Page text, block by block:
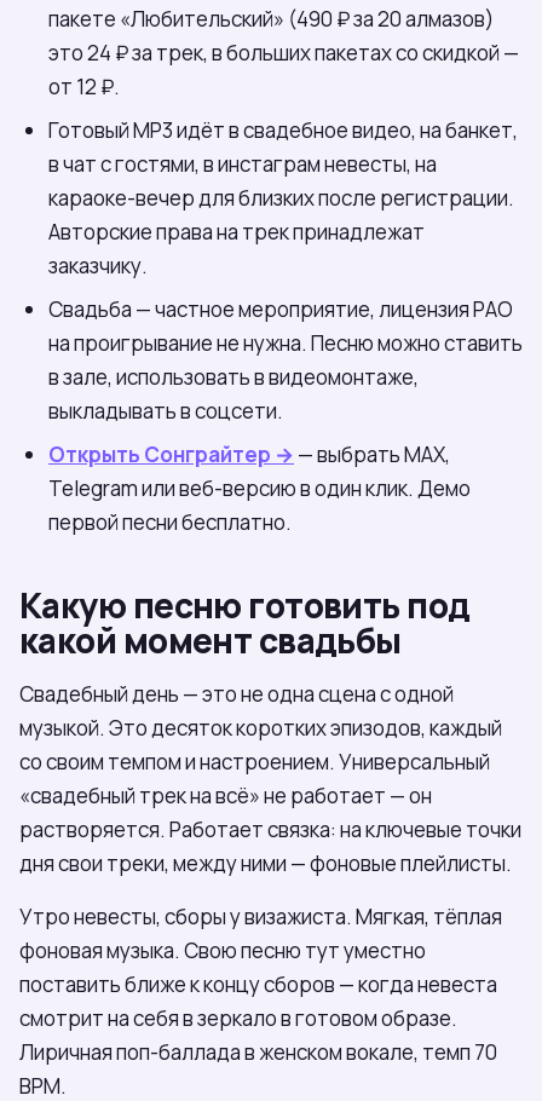
пакете «Любительский» (490 ₽ за 20 алмазов)
это 24 ₽ за трек, в больших пакетах со скидкой —
от 12 ₽.
Готовый MP3 идёт в свадебное видео, на банкет,
в чат с гостями, в инстаграм невесты, на
караоке-вечер для близких после регистрации.
Авторские права на трек принадлежат
заказчику.
Свадьба — частное мероприятие, лицензия РАО
на проигрывание не нужна. Песню можно ставить
в зале, использовать в видеомонтаже,
выкладывать в соцсети.
Открыть Сонграйтер → — выбрать МАХ,
Telegram или веб-версию в один клик. Демо
первой песни бесплатно.
Какую песню готовить под
какой момент свадьбы
Свадебный день — это не одна сцена с одной
музыкой. Это десяток коротких эпизодов, каждый
со своим темпом и настроением. Универсальный
«свадебный трек на всё» не работает — он
растворяется. Работает связка: на ключевые точки
дня свои треки, между ними — фоновые плейлисты.
Утро невесты, сборы у визажиста. Мягкая, тёплая
фоновая музыка. Свою песню тут уместно
поставить ближе к концу сборов — когда невеста
смотрит на себя в зеркало в готовом образе.
Лиричная поп-баллада в женском вокале, темп 70
BPM.